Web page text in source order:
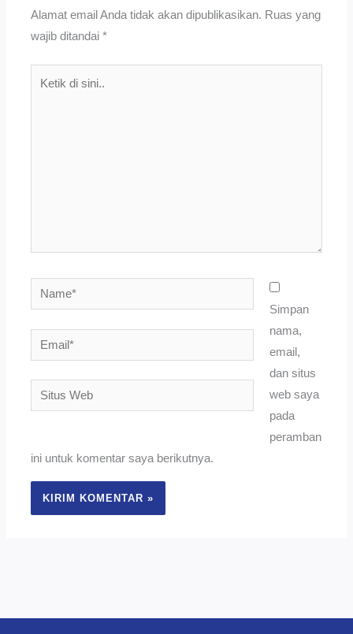
Alamat email Anda tidak akan dipublikasikan. Ruas yang
wajib ditandai*
Name*
Email*
Situs
Web
Simpan
nama,
email,
dan situs
web saya
pada
peramban
ini untuk komentar saya berikutnya.